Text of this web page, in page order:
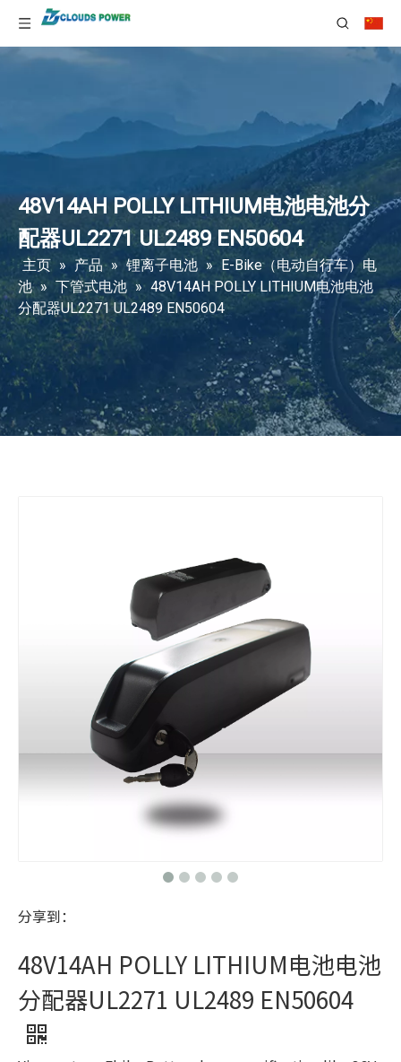
48V14AH POLLY LITHIUM电池电池分
配器UL2271 UL2489 EN50604
主页 » 产品 » 锂离子电池 » E-Bike（电动自行车）电
池 » 下管式电池 » 48V14AH POLLY LITHIUM电池电池
分配器UL2271 UL2489 EN50604
分享到：
48V14AH POLLY LITHIUM电池电池
分配器UL2271 UL2489 EN50604